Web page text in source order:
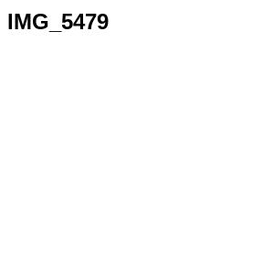
IMG_5479